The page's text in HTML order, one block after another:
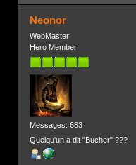
Neonor
WebMaster
Hero Member
Messages: 683
Quelqu'un a dit "Bucher" ???